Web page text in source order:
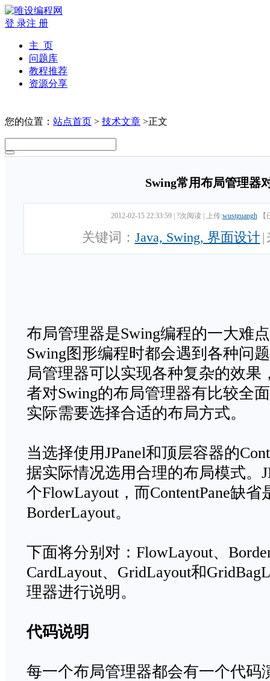
登 录注 册
主 页
问题库
教程推荐
资源分享
您的位置： 站点首页 > 技术文章 >正文
Swing常用布局管理器
2012-02-15 22:33:59 ?次阅读 上传:wustguangh
关键词： Java, Swing, 界面设计|
布局管理器是Swing编程的一大难
Swing图形编程时都会遇到各种问
局管理器可以实现各种复杂的效果
者对Swing的布局管理器有比较全
实际需要选择合适的布局方式。
当选择使用JPanel和顶层容器的
据实际情况选用合理的布局模式。
个FlowLayout，而ContentPane缺
BorderLayout。
下面将分别对：FlowLayout、
CardLayout、GridLayout和
理器进行说明。
代码说明
每一个布局管理器都会有一个代码